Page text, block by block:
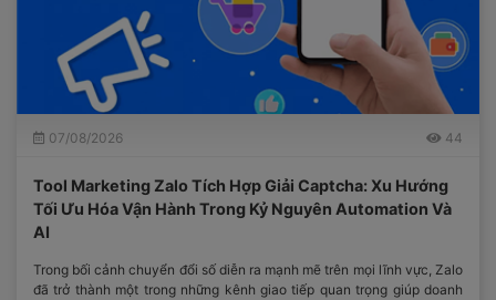
07/08/2026 44
Tool Marketing Zalo Tích Hợp Giải Captcha: Xu Hướng
Tối Ưu Hóa Vận Hành Trong Kỷ Nguyên Automation Và
AI
Trong bối cảnh chuyển đổi số diễn ra mạnh mẽ trên mọi lĩnh vực, Zalo
đã trở thành một trong những kênh giao tiếp quan trọng giúp doanh